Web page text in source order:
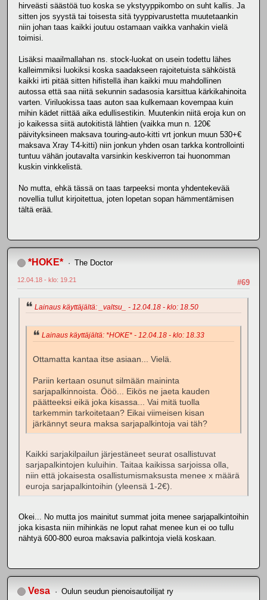
hirveästi säästöä tuo koska se ykstyyppikombo on suht kallis. Ja
sitten jos syystä tai toisesta sitä tyyppivarustetta muutetaankin
niin johan taas kaikki joutuu ostamaan vaikka vanhakin vielä
toimisi.
Lisäksi maailmallahan ns. stock-luokat on usein todettu lähes
kalleimmiksi luokiksi koska saadakseen rajoitetuista sähköistä
kaikki irti pitää sitten hifistellä ihan kaikki muu mahdollinen
autossa että saa niitä sekunnin sadasosia karsittua kärkikahinoita
varten. Viriluokissa taas auton saa kulkemaan kovempaa kuin
mihin kädet riittää aika edullisestikin. Muutenkin niitä eroja kun on
jo kaikessa siitä autokitistä lähtien (vaikka mun n. 120€
päivityksineen maksava touring-auto-kitti vrt jonkun muun 530+€
maksava Xray T4-kitti) niin jonkun yhden osan tarkka kontrollointi
tuntuu vähän joutavalta varsinkin keskiverron tai huonomman
kuskin vinkkelistä.
No mutta, ehkä tässä on taas tarpeeksi monta yhdentekevää
novellia tullut kirjoitettua, joten lopetan sopan hämmentämisen
tältä erää.
*HOKE* The Doctor
#69
12.04.18 - klo: 19.21
Lainaus käyttäjältä: _valtsu_ - 12.04.18 - klo: 18.50
Lainaus käyttäjältä: *HOKE* - 12.04.18 - klo: 18.33
Ottamatta kantaa itse asiaan... Vielä.
Pariin kertaan osunut silmään maininta
sarjapalkinnoista. Ööö... Eikös ne jaeta kauden
päätteeksi eikä joka kisassa... Vai mitä tuolla
tarkemmin tarkoitetaan? Eikai viimeisen kisan
järkännyt seura maksa sarjapalkintoja vai täh?
Kaikki sarjakilpailun järjestäneet seurat osallistuvat
sarjapalkintojen kuluihin. Taitaa kaikissa sarjoissa olla,
niin että jokaisesta osallistumismaksusta menee x määrä
euroja sarjapalkintoihin (yleensä 1-2€).
Okei... No mutta jos mainitut summat joita menee sarjapalkintoihin
joka kisasta niin mihinkäs ne loput rahat menee kun ei oo tullu
nähtyä 600-800 euroa maksavia palkintoja vielä koskaan.
Vesa Oulun seudun pienoisautoilijat ry